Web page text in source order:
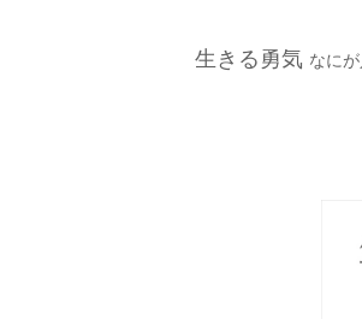
生きる勇気 なに